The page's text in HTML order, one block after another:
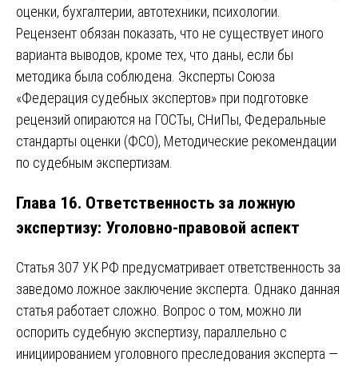
оценки, бухгалтерии, автотехники, психологии.
Рецензент обязан показать, что не существует иного
варианта выводов, кроме тех, что даны, если бы
методика была соблюдена. Эксперты Союза
«Федерация судебных экспертов» при подготовке
рецензий опираются на ГОСТы, СНиПы, Федеральные
стандарты оценки (ФСО), Методические рекомендации
по судебным экспертизам.
Глава 16. Ответственность за ложную
экспертизу: Уголовно-правовой аспект
Статья 307 УК РФ предусматривает ответственность за
заведомо ложное заключение эксперта. Однако данная
статья работает сложно. Вопрос о том, можно ли
оспорить судебную экспертизу, параллельно с
инициированием уголовного преследования эксперта —